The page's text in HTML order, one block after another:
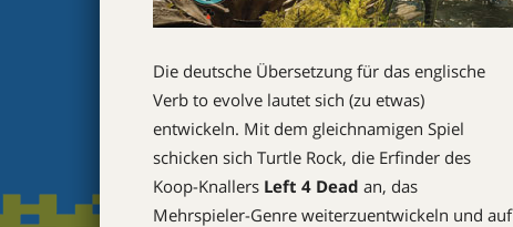
Die deutsche Übersetzung für das englische
Verb to evolve lautet sich (zu etwas)
entwickeln. Mit dem gleichnamigen Spiel
schicken sich Turtle Rock, die Erfinder des
Koop-Knallers Left 4 Dead an, das
Mehrspieler-Genre weiterzuentwickeln und auf